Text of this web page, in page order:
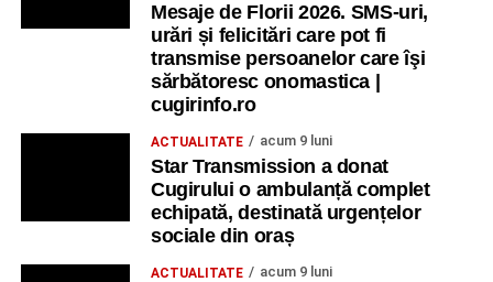
Mesaje de Florii 2026. SMS-uri,
urări și felicitări care pot fi
transmise persoanelor care îşi
sărbătoresc onomastica |
cugirinfo.ro
ACTUALITATE acum 9 luni
Star Transmission a donat
Cugirului o ambulanță complet
echipată, destinată urgențelor
sociale din oraș
ACTUALITATE acum 9 luni